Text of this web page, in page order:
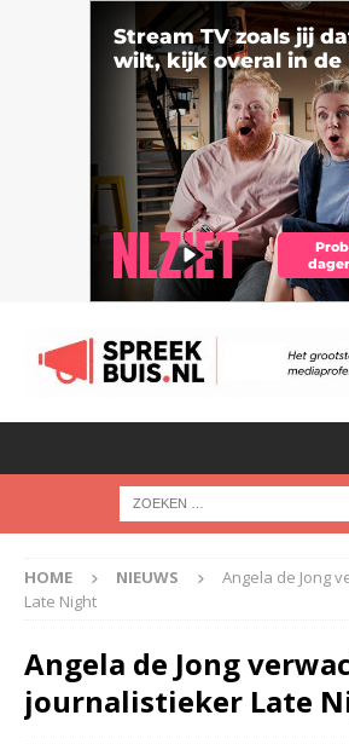
HOME NIEUWS
Angela de Jong
Late Night
Angela de Jong
journalistieker Late